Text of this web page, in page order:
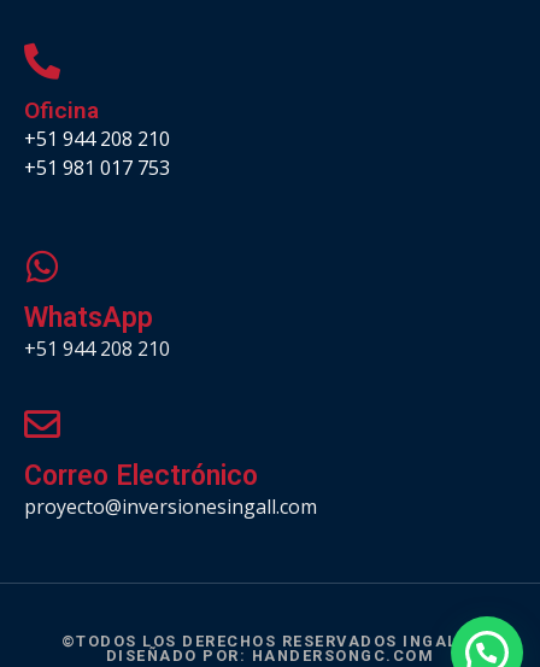
Oficina
+51 944 208 210
+51 981 017 753
WhatsApp
+51 944 208 210
Correo Electrónico
proyecto@inversionesingall.com
©TODOS LOS DERECHOS RESERVADOS INGALL |
DISEÑADO POR: HANDERSONGC.COM